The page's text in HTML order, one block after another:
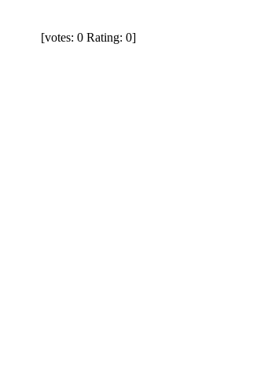
[votes:
0Rating: 0
]